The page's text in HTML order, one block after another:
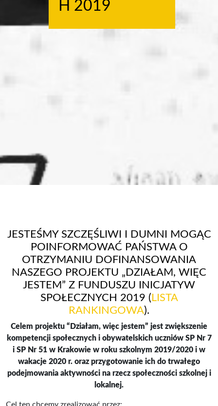
H 2019
JESTEŚMY SZCZĘŚLIWI I DUMNI MOGĄC
POINFORMOWAĆ PAŃSTWA O
OTRZYMANIU DOFINANSOWANIA
NASZEGO PROJEKTU „DZIAŁAM, WIĘC
JESTEM” Z FUNDUSZU INICJATYW
SPOŁECZNYCH 2019 ( LISTA
RANKINGOWA).
Celem projektu “Działam, więc jestem” jest zwiększenie
kompetencji społecznych i obywatelskich uczniów SP Nr 7
i SP Nr 51 w Krakowie w roku szkolnym 2019/2020 i w
wakacje 2020 r. oraz przygotowanie ich do trwałego
podejmowania aktywności na rzecz społeczności szkolnej i
lokalnej.